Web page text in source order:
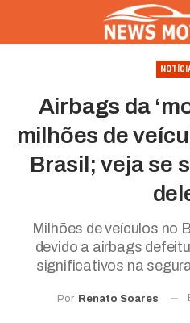
Airbags da
milhões de
Brasil; veja se
Milhões de veículos no
devido a airbags
significativos na
Por Renato Soares